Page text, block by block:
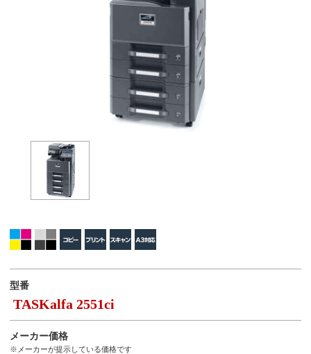
型番
TASKalfa 2551ci
メーカー価格
※メーカーが提示している価格です